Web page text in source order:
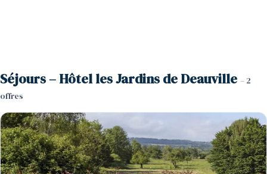
Séjours – Hôtel les Jardins de Deauville – 2
offres